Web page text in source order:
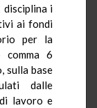
disciplina i
ai fondi
per la
6
sulla base
dalle
lavoro e